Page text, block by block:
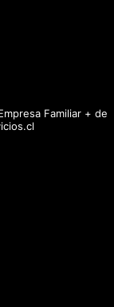
Familiar + de